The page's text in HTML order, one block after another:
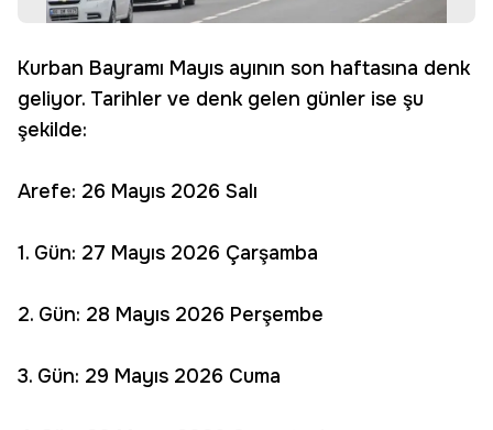
Kurban Bayramı Mayıs ayının son haftasına denk
geliyor. Tarihler ve denk gelen günler ise şu
şekilde:
Arefe: 26 Mayıs 2026 Salı
1. Gün: 27 Mayıs 2026 Çarşamba
2. Gün: 28 Mayıs 2026 Perşembe
3. Gün: 29 Mayıs 2026 Cuma